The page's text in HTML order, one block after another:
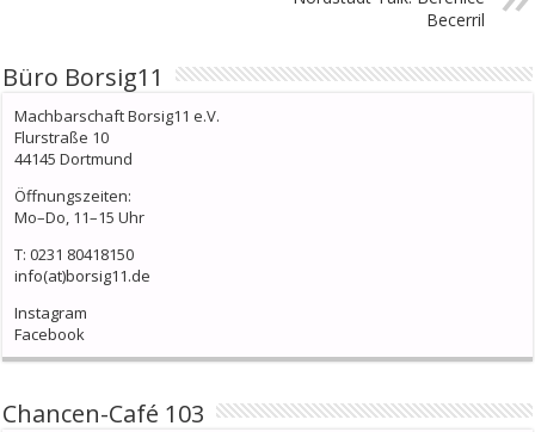
Becerril
Büro Borsig11
Machbarschaft Borsig11 e.V.
Flurstraße 10
44145 Dortmund
Öffnungszeiten:
Mo–Do, 11–15 Uhr
T: 0231 80418150
info(at)borsig11.de
Instagram
Facebook
Chancen-Café 103